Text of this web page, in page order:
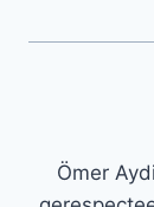
Ömer